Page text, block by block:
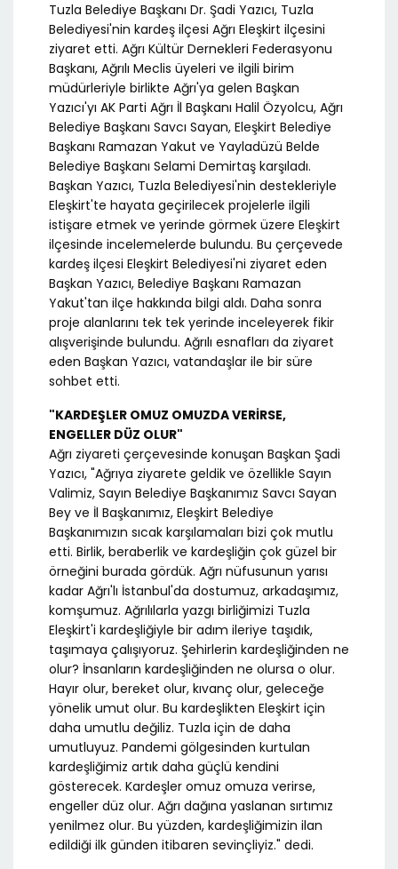
Tuzla Belediye Başkanı Dr. Şadi Yazıcı, Tuzla
Belediyesi'nin kardeş ilçesi Ağrı Eleşkirt ilçesini
ziyaret etti. Ağrı Kültür Dernekleri Federasyonu
Başkanı, Ağrılı Meclis üyeleri ve ilgili birim
müdürleriyle birlikte Ağrı'ya gelen Başkan
Yazıcı'yı AK Parti Ağrı İl Başkanı Halil Özyolcu, Ağrı
Belediye Başkanı Savcı Sayan, Eleşkirt Belediye
Başkanı Ramazan Yakut ve Yayladüzü Belde
Belediye Başkanı Selami Demirtaş karşıladı.
Başkan Yazıcı, Tuzla Belediyesi'nin destekleriyle
Eleşkirt'te hayata geçirilecek projelerle ilgili
istişare etmek ve yerinde görmek üzere Eleşkirt
ilçesinde incelemelerde bulundu. Bu çerçevede
kardeş ilçesi Eleşkirt Belediyesi'ni ziyaret eden
Başkan Yazıcı, Belediye Başkanı Ramazan
Yakut'tan ilçe hakkında bilgi aldı. Daha sonra
proje alanlarını tek tek yerinde inceleyerek fikir
alışverişinde bulundu. Ağrılı esnafları da ziyaret
eden Başkan Yazıcı, vatandaşlar ile bir süre
sohbet etti.
"KARDEŞLER OMUZ OMUZDA VERİRSE,
ENGELLER DÜZ OLUR"
Ağrı ziyareti çerçevesinde konuşan Başkan Şadi
Yazıcı, "Ağrıya ziyarete geldik ve özellikle Sayın
Valimiz, Sayın Belediye Başkanımız Savcı Sayan
Bey ve İl Başkanımız, Eleşkirt Belediye
Başkanımızın sıcak karşılamaları bizi çok mutlu
etti. Birlik, beraberlik ve kardeşliğin çok güzel bir
örneğini burada gördük. Ağrı nüfusunun yarısı
kadar Ağrı'lı İstanbul'da dostumuz, arkadaşımız,
komşumuz. Ağrılılarla yazgı birliğimizi Tuzla
Eleşkirt'i kardeşliğiyle bir adım ileriye taşıdık,
taşımaya çalışıyoruz. Şehirlerin kardeşliğinden ne
olur? İnsanların kardeşliğinden ne olursa o olur.
Hayır olur, bereket olur, kıvanç olur, geleceğe
yönelik umut olur. Bu kardeşlikten Eleşkirt için
daha umutlu değiliz. Tuzla için de daha
umutluyuz. Pandemi gölgesinden kurtulan
kardeşliğimiz artık daha güçlü kendini
gösterecek. Kardeşler omuz omuza verirse,
engeller düz olur. Ağrı dağına yaslanan sırtımız
yenilmez olur. Bu yüzden, kardeşliğimizin ilan
edildiği ilk günden itibaren sevinçliyiz." dedi.